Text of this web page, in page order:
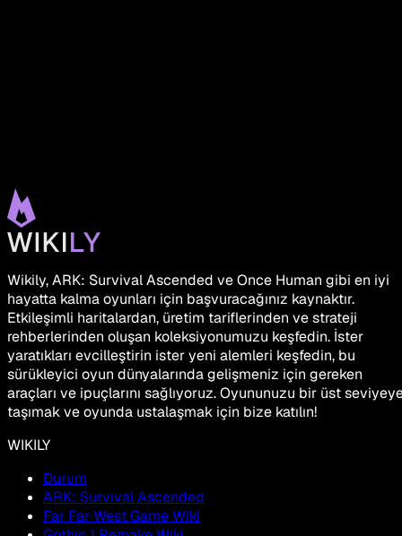
Wikily, ARK: Survival Ascended ve Once Human gibi en iyi
hayatta kalma oyunları için başvuracağınız kaynaktır.
Etkileşimli haritalardan, üretim tariflerinden ve strateji
rehberlerinden oluşan koleksiyonumuzu keşfedin. İster
yaratıkları evcilleştirin ister yeni alemleri keşfedin, bu
sürükleyici oyun dünyalarında gelişmeniz için gereken
araçları ve ipuçlarını sağlıyoruz. Oyununuzu bir üst
taşımak ve oyunda ustalaşmak için bize katılın!
WIKILY
Durum
ARK: Survival Ascended
Far Far West Game Wiki